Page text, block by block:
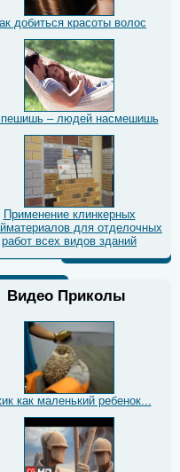
добиться красоты волос
– людей насмешишь
Применение клинкерных
для отделочных
работ всех видов зданий
Видео Приколы
как маленький ребенок...